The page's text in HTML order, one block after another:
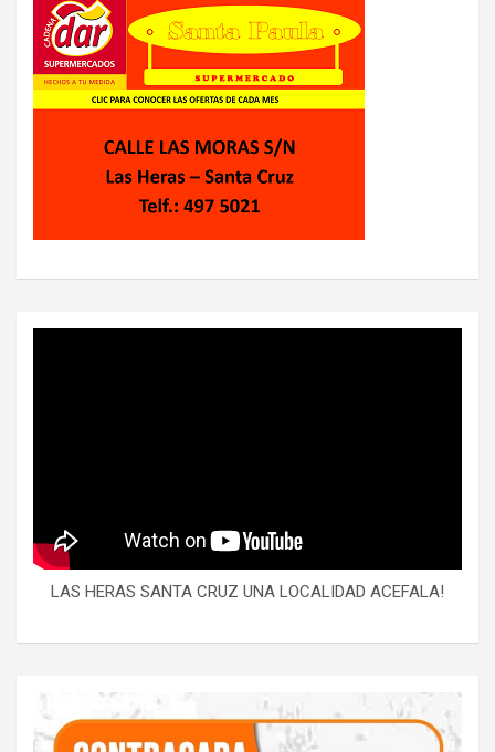
LAS HERAS SANTA CRUZ UNA LOCALIDAD ACEFALA!